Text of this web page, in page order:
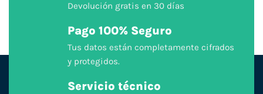
Devolución gratis en 30 días
Pago 100% Seguro
Tus datos están completamente cifrados
y protegidos.
Servicio técnico